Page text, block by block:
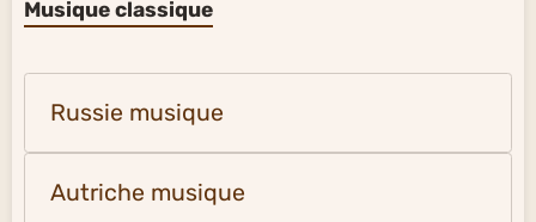
Musique classique
Russie musique
Autriche musique